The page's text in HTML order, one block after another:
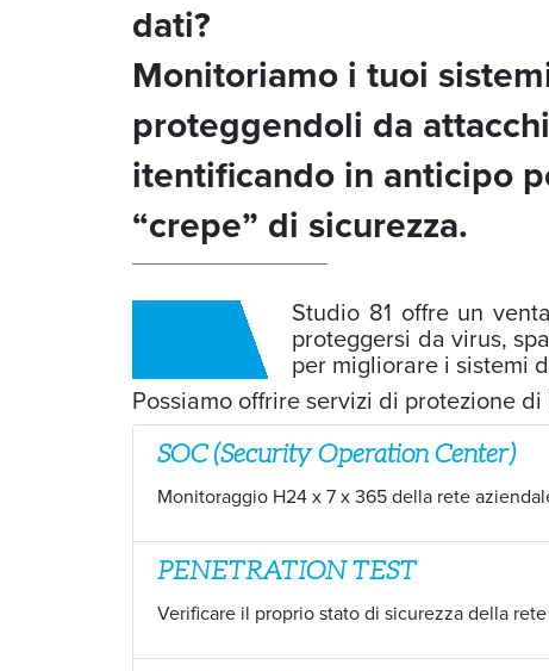
dati?
Monitoriamo i tuoi
proteggendoli da
itentificando in anticipo
“crepe” di sicurezza.
Studio 81 offre un
proteggersi da virus,
per migliorare i sistemi
Possiamo offrire servizi di protezione
SOC (Security Operation Center)
Monitoraggio H24 x 7 x 365 della rete
PENETRATION TEST
Verificare il proprio stato di sicurezza della